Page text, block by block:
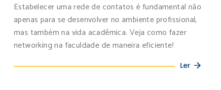
Estabelecer uma rede de contatos é fundamental não
apenas para se desenvolver no ambiente profissional,
mas também na vida acadêmica. Veja como fazer
networking na faculdade de maneira eficiente!
Ler